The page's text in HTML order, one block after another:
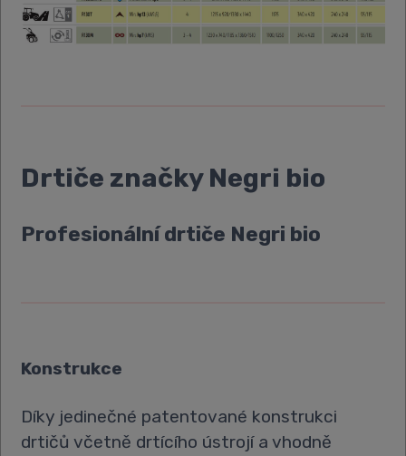
Drtiče značky Negri bio
Profesionální drtiče Negri bio
Konstrukce
Díky jedinečné patentované konstrukci
drtičů včetně drtícího ústrojí a vhodně